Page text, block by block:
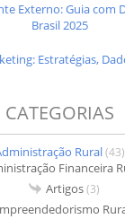
Externo: Guia com
Brasil 2025
Estratégias,
CATEGORIAS
Rural(43)
Financeira
Artigos(3)